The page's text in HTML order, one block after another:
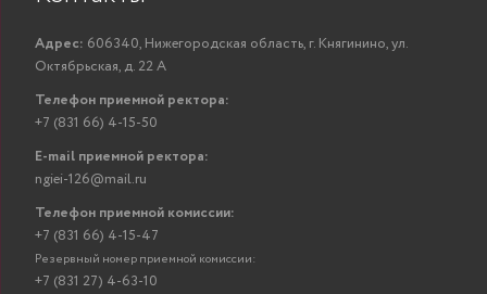
Адрес: 606340, Нижегородская область, г. Княгинино, ул.
Октябрьская, д. 22 А
Телефон приемной ректора:
+7 (831 66) 4-15-50
E-mail приемной ректора:
ngiei-126@mail.ru
Телефон приемной комиссии:
+7 (831 66) 4-15-47
Резервный номер приемной комиссии:
+7 (831 27) 4-63-10